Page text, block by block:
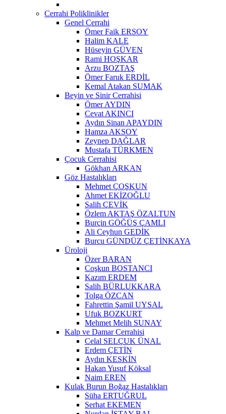
Cerrahi Poliklinikler
Genel Cerrahi
Ömer Faik ERSOY
Halim KALE
Hüseyin GÜVEN
Rami HOŞKAR
Arzu BOZTAŞ
Ömer Faruk ERDİL
Kemal Atakan SUMAK
Beyin ve Sinir Cerrahisi
Ömer AYDIN
Cevat AKINCI
Aydın Sinan APAYDIN
Hamza AKSOY
Zeynep DAĞLAR
Mustafa TÜRKMEN
Çocuk Cerrahisi
Gökhan ARKAN
Göz Hastalıkları
Mehmet ÇOŞKUN
Ahmet EKİZOĞLU
Salih ÇEVİK
Özlem AKTAŞ ÖZALTUN
Burçin GÖĞÜŞ ÇAMLI
Ali Ceyhun GEDİK
Burcu GÜNDÜZ ÇETİNKAYA
Üroloji
Özer BARAN
Coşkun BOSTANCI
Kazım ERDEM
Salih BÜRLUKKARA
Tolga ÖZCAN
Fahrettin Şamil UYSAL
Ufuk BOZKURT
Mehmet Melih SUNAY
Kalp ve Damar Cerrahisi
Celal SELÇUK ÜNAL
Erdem ÇETİN
Aydın KESKİN
Hakan Yusuf Köksal
Naim EREN
Kulak Burun Boğaz Hastalıkları
Süha ERTUĞRUL
Serhat EKEMEN